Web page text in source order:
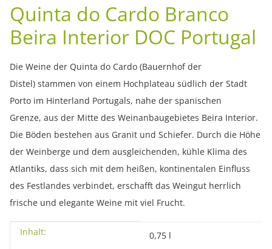
Quinta do Cardo Branco
Beira Interior DOC Portugal
Die Weine der Quinta do Cardo (Bauernhof der
Distel) stammen von einem Hochplateau südlich der Stadt
Porto im Hinterland Portugals, nahe der spanischen
Grenze, aus der Mitte des Weinanbaugebietes Beira Interior.
Die Böden bestehen aus Granit und Schiefer. Durch die Höhe
der Weinberge und dem ausgleichenden, kühle Klima des
Atlantiks, dass sich mit dem heißen, kontinentalen Einfluss
des Festlandes verbindet, erschafft das Weingut herrlich
frische und elegante Weine mit viel Frucht.
Produkteigenschaft
Wert
Inhalt:
0,75 l